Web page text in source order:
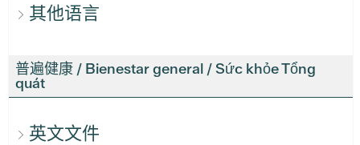
其他语言
普遍健康 / Bienestar general / Sức khỏe Tổng
quát
英文文件